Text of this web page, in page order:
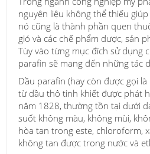
nguyên liệu không thể thiếu
nó cũng là thành phần quen
gió và các chế phẩm dược, sản
Tùy vào từng mục đích sử dụng
parafin sẽ mang đến những tác
Dầu parafin (hay còn được gọi
từ dầu thô tinh khiết được phát
năm 1828, thường tồn tại dưới
suốt không màu, không mùi,
hòa tan trong este, chloroform,
không tan được trong nước và